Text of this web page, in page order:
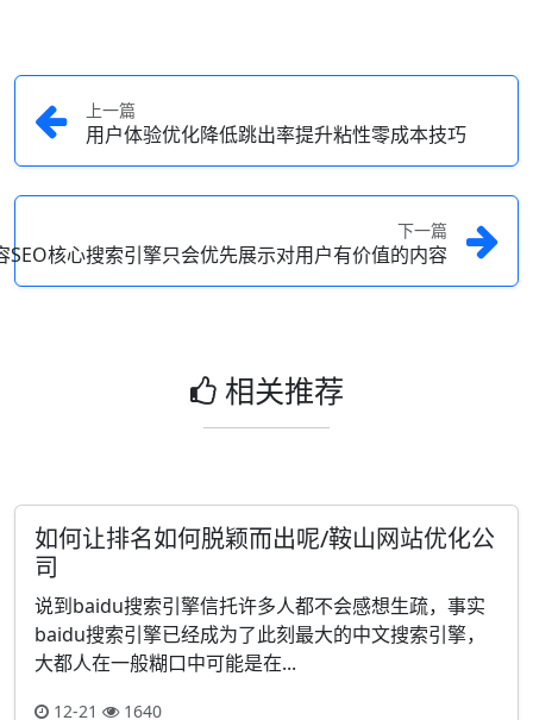
上一篇
用户体验优化降低跳出率提升粘性零成本技巧
下一篇
SEO核心搜索引擎只会优先展示对用户有价值的内容
相关推荐
如何让排名如何脱颖而出呢/鞍山网站优化公
司
说到baidu搜索引擎信托许多人都不会感想生疏，事实
baidu搜索引擎已经成为了此刻最大的中文搜索引擎，
大都人在一般糊口中可能是在...
12-21 1640